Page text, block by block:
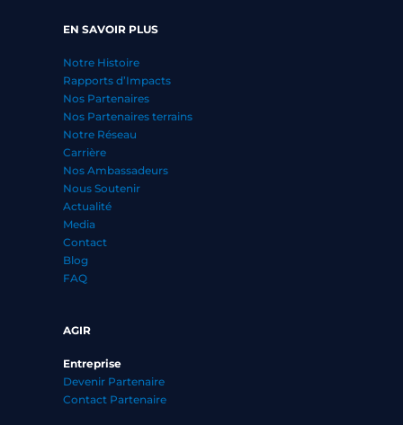
EN SAVOIR PLUS
Notre Histoire
Rapports d’Impacts
Nos Partenaires
Nos Partenaires terrains
Notre Réseau
Carrière
Nos Ambassadeurs
Nous Soutenir
Actualité
Media
Contact
Blog
FAQ
AGIR
Entreprise
Devenir Partenaire
Contact Partenaire